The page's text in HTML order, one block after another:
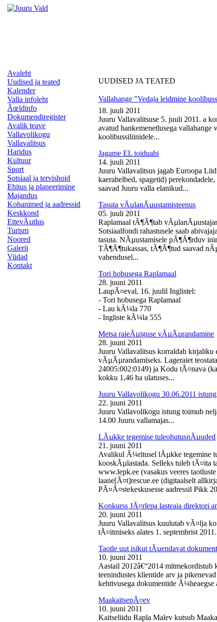
Avaleht
Uudised ja teated
Kalender
Valla infoleht
Ãœldinfo
Dokumendiregister
Avalik teave
Vallavolikogu
Vallavalitsus
Haridus
Kultuur
Sport
Sotsiaal ja tervishoid
Ehitus ja planeerimine
Majandus
Kohanimed ja aadressid
Keskkond
EttevÃµtlus
Turism
Noored
Galerii
Viidad
Kontakt
UUDISED JA TEATED
Vallahange "Vedaja leidmine
18. juuli 2011
Juuru Vallavalitsuse 5. juuli 2011. a
avatud hankemenetlusega vallahange
koolibussiliinidele...
Jagame EL toiduabi
14. juuli 2011
Juuru Vallavalitsus jagab Euroopa
kaerahelbed, spagetid)
saavad Juuru valla elanikud...
Tasuta vÃµlanÃµustamisteenus
05. juuli 2011
Raplamaal tÃ¶Ã¶tab
Sotsiaalfondi rahastusele saab
tasuta. NÃµustamisele pÃ¶Ã¶rduv
TÃ¶Ã¶tukassas, tÃ¶Ã¶tud saavad
vahendusel...
Tori hobusega Raplamaal
28. juuni 2011
LaupÃ¤eval, 16. juulil Inglistel:
- Tori hobusega Raplamaal
- Lau kÃ¼la 770
- Ingliste kÃ¼la 555
Metsa raieÃµiguse vÃµÃµrandamine
28. juuni 2011
Juuru Vallavalitsus korraldab kirjaliku
vÃµÃµrandamiseks. Lageraiet
24005:002:0149) ja Kodu tÃ¤nava
kokku 1,46 ha ulatuses...
Juuru Vallavolikogu 30.06.2011 istung
22. juuni 2011
Juuru Vallavolikogu istung toimub
14.00 Juuru vallamajas...
LÃµkke tegemise tuleohutusnÃµuded
21. juuni 2011
Avalikul Ã¼ritusel lÃµkke tegemine
kooskÃµlastada. Selleks tuleb tÃ¤ita
www.lepk.ee (vasakus veeres
laane[Ã¤t]rescue.ee (digitaalselt
PÃ¤Ã¤stekeskusesse aadressil Pikk
Konkurss JÃ¤rlepa lasteaia direktori
20. juuni 2011
Juuru Vallavalitsus kuulutab vÃ¤lja
tÃ¤itmiseks alates 1. septembrist
Taotle uut isikut tÃµendavat
10. juuni 2011
Aastail 2012â€“2014
teenindustes klientide arv ja
kehtivusega dokumentide Ã¼heaegse
MaakaitsepÃ¤ev
10. juuni 2011
Kaitseliidu Rapla Malev kutsub